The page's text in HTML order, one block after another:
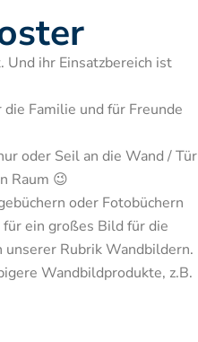
ihr Einsatzbereich ist
Familie und für Freunde
oder Seil an die Wand / Tür
Raum 😉
ein großes Bild für die
unserer Rubrik Wandbildern.
Wandbildprodukte, z.B.